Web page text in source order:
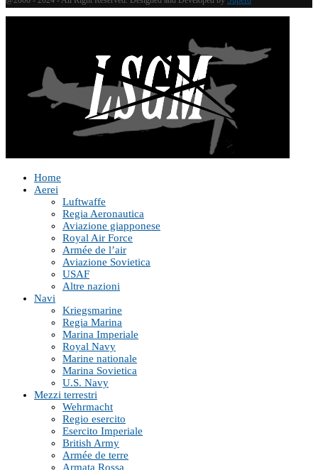
Home
Aerei
Luftwaffe
Regia Aeronautica
Aviazione giapponese
Royal Air Force
Armée de l’air
Aviazione Sovietica
USAF
Altre nazioni
Navi
Kriegsmarine
Regia Marina
Marina Imperiale
Royal Navy
Marine nationale
Marina Sovietica
U.S. Navy
Mezzi terrestri
Wehrmacht
Regio esercito
Esercito Imperiale
British Army
Armée de terre
Armata Rossa